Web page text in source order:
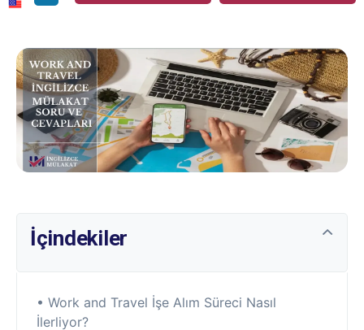
İçindekiler
• Work and Travel İşe Alım Süreci Nasıl
İlerliyor?